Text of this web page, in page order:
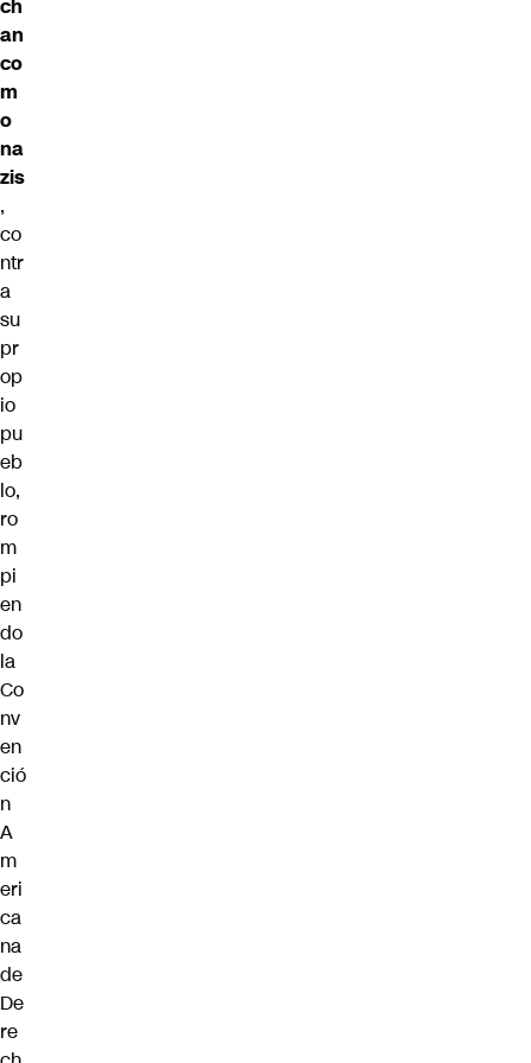
ch
an
co
m
o
na
zis
,
co
ntr
a
su
pr
op
io
pu
eb
lo,
ro
m
pi
en
do
la
Co
nv
en
ció
n
A
m
eri
ca
na
de
De
re